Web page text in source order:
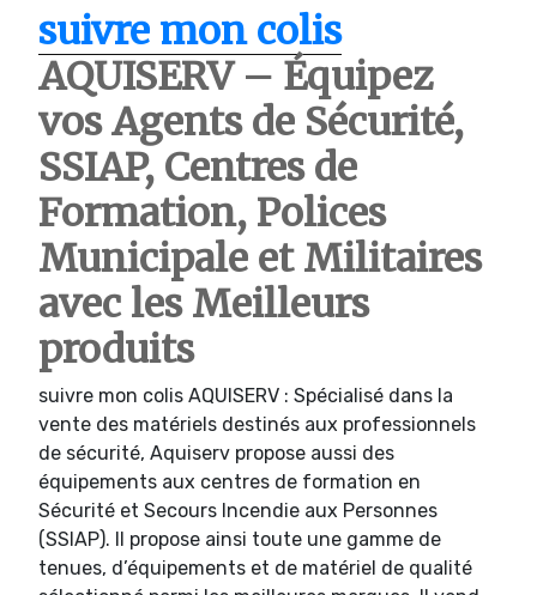
suivre mon colis
AQUISERV – Équipez
vos Agents de Sécurité,
SSIAP, Centres de
Formation, Polices
Municipale et Militaires
avec les Meilleurs
produits
suivre mon colis AQUISERV : Spécialisé dans la
vente des matériels destinés aux professionnels
de sécurité, Aquiserv propose aussi des
équipements aux centres de formation en
Sécurité et Secours Incendie aux Personnes
(SSIAP). Il propose ainsi toute une gamme de
tenues, d’équipements et de matériel de qualité